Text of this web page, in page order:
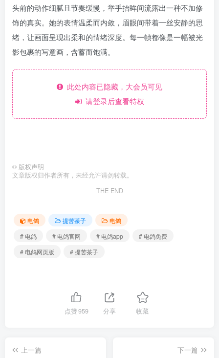
头前的动作细腻且节奏缓慢，举手抬眸间流露出一种不加修
饰的真实。她的表情温柔而内敛，眉眼间带着一丝安静的思
绪，让画面呈现出柔和的情绪深度。每一帧都像是一幅被光
影包裹的写意画，含蓄而饱满。
此处内容已隐藏，大会员可见
请登录后查看特权
© 版权声明
文章版权归作者所有，未经允许请勿转载。
THE END
电鸽 提苦茶子
电鸽
# 电鸽
# 电鸽官网 # 电鸽app
# 电鸽免费
# 电鸽网页版
# 提苦茶子
点赞959 分享 收藏
上一篇
下一篇